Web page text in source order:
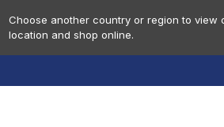
Choose another country or region to view
location and shop online.